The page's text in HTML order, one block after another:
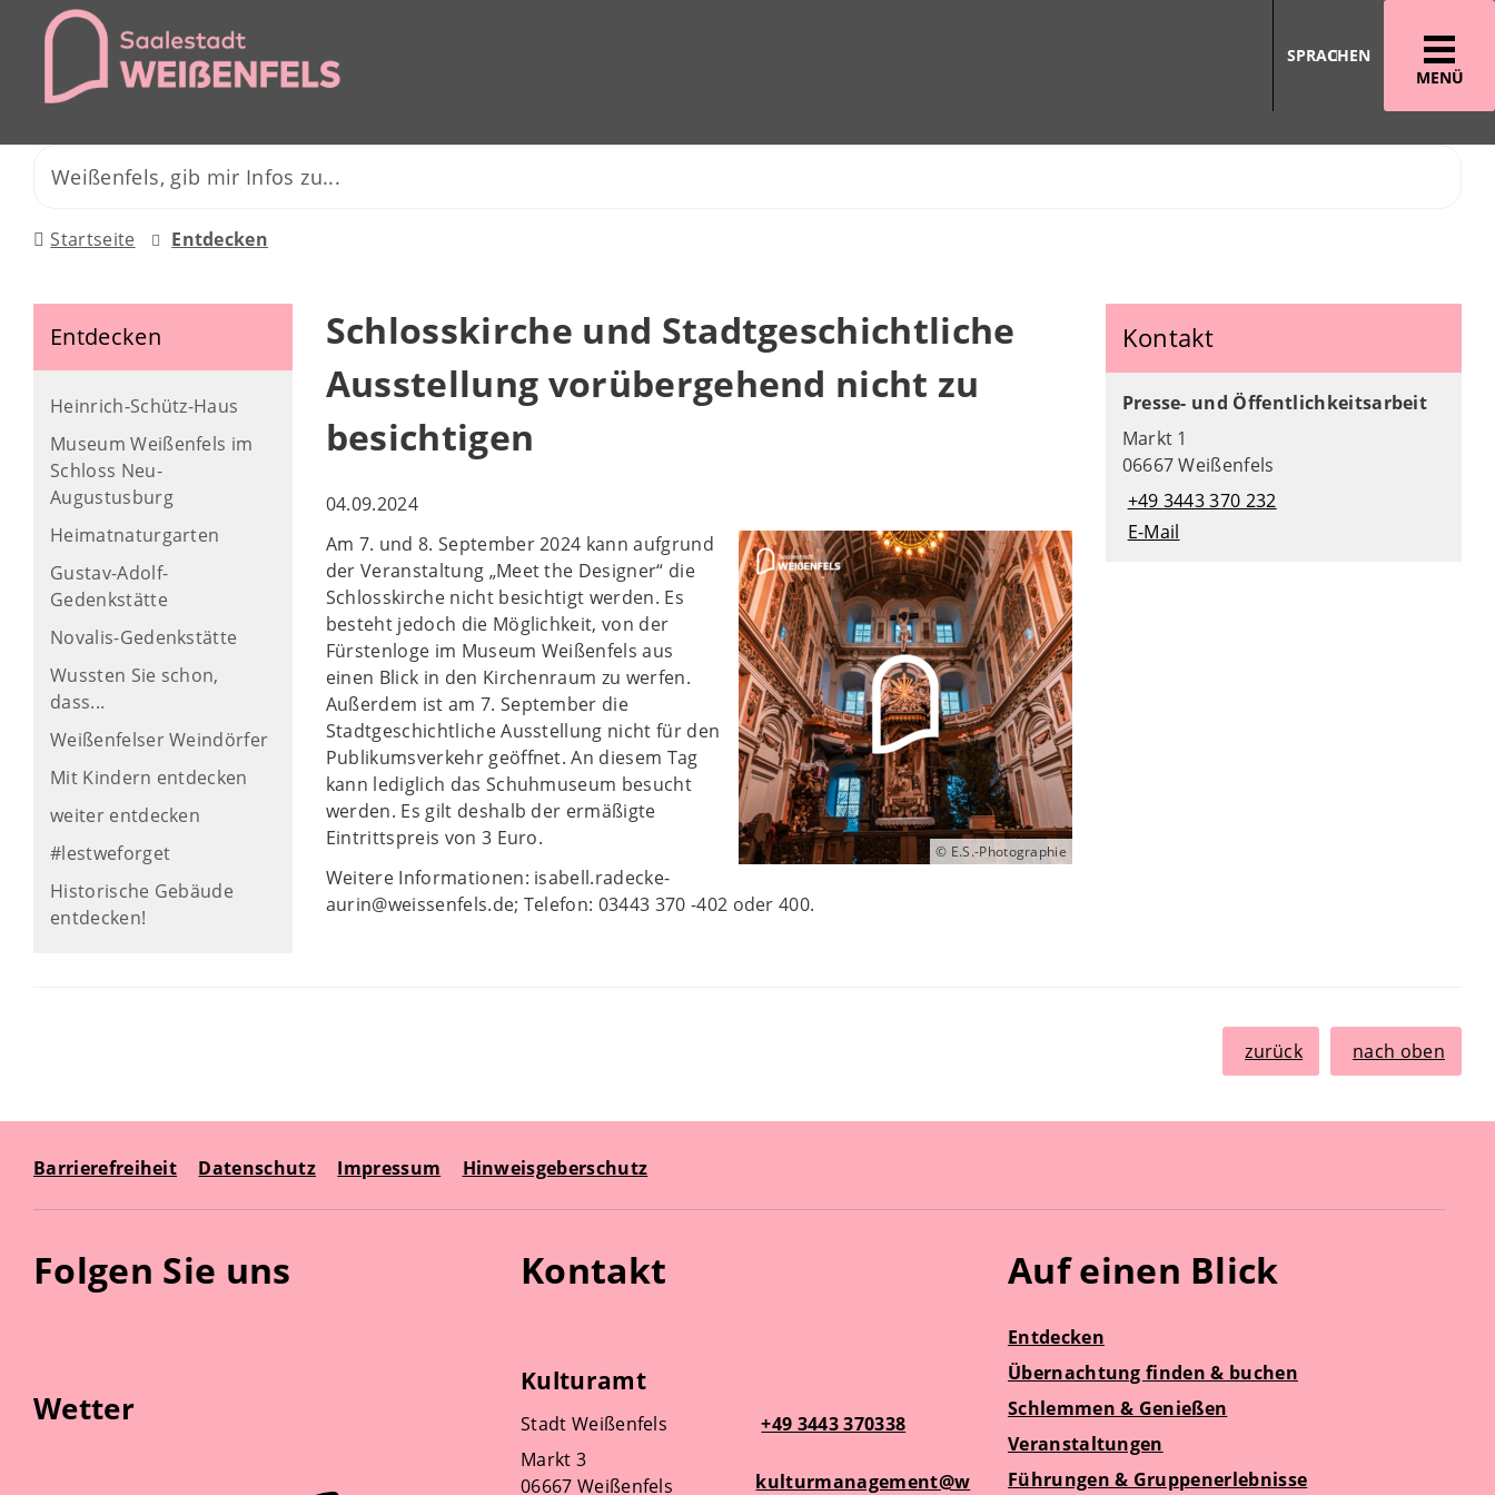
MENÜ
SPRACHEN
Startseite Entdecken
Entdecken
Heinrich-Schütz-Haus
Museum Weißenfels im
Schloss Neu-
Augustusburg
Heimatnaturgarten
Gustav-Adolf-
Gedenkstätte
Novalis-Gedenkstätte
Wussten Sie schon,
dass...
Weißenfelser Weindörfer
Mit Kindern entdecken
weiter entdecken
#lestweforget
Historische Gebäude
entdecken!
Schlosskirche und Stadtgeschichtliche
Ausstellung vorübergehend nicht zu
besichtigen
04.09.2024
© E.S.-Photographie
Am 7. und 8. September 2024 kann aufgrund
der Veranstaltung „Meet the Designer“ die
Schlosskirche nicht besichtigt werden. Es
besteht jedoch die Möglichkeit, von der
Fürstenloge im Museum Weißenfels aus
einen Blick in den Kirchenraum zu werfen.
Außerdem ist am 7. September die
Stadtgeschichtliche Ausstellung nicht für den
Publikumsverkehr geöffnet. An diesem Tag
kann lediglich das Schuhmuseum besucht
werden. Es gilt deshalb der ermäßigte
Eintrittspreis von 3 Euro.
Weitere Informationen: isabell.radecke-
aurin@weissenfels.de; Telefon: 03443 370 -402 oder 400.
Kontakt
Presse- und Öffentlichkeitsarbeit
Markt 1
06667 Weißenfels
+49 3443 370 232
E-Mail
zurück nach oben
Barrierefreiheit Datenschutz Impressum Hinweisgeberschutz
Folgen Sie uns
Wetter
Kontakt
Kulturamt
Stadt Weißenfels
Markt 3
06667 Weißenfels
+49 3443 370338
kulturmanagement@w
Auf einen Blick
Entdecken
Übernachtung finden & buchen
Schlemmen & Genießen
Veranstaltungen
Führungen & Gruppenerlebnisse